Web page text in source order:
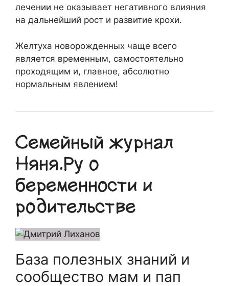
лечении не оказывает негативного влияния
на дальнейший рост и развитие крохи.
Желтуха новорожденных чаще всего
является временным, самостоятельно
проходящим и, главное, абсолютно
нормальным явлением!
Семейный журнал
Няня.Ру о
беременности и
родительстве
База полезных знаний и
сообщество мам и пап